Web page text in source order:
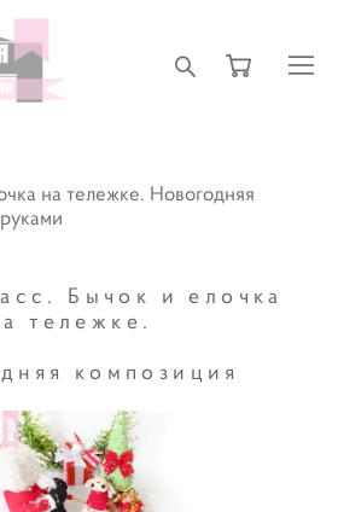
на тележке. Новогодняя
Бычок и елочка
тележке.
композиция